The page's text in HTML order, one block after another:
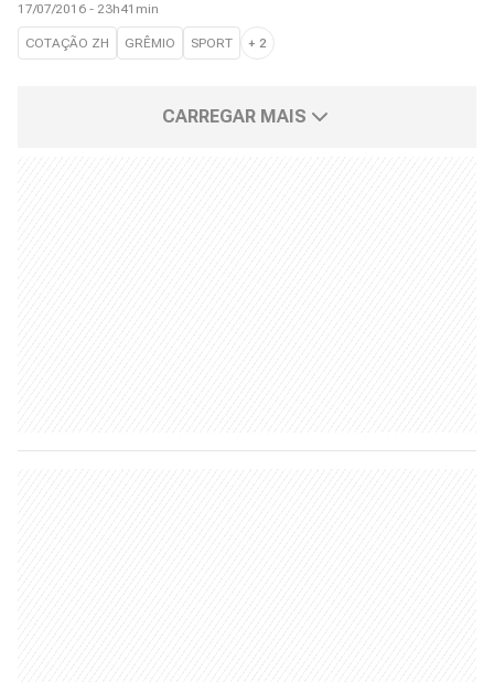
17/07/2016 - 23h41min
COTAÇÃO ZH GRÊMIO SPORT + 2
CARREGAR MAIS